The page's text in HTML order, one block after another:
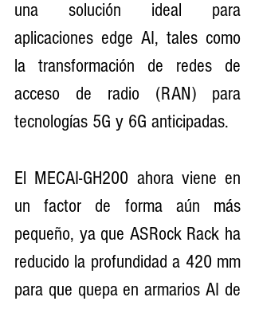
una solución ideal para
aplicaciones edge AI, tales como
la transformación de redes de
acceso de radio (RAN) para
tecnologías 5G y 6G anticipadas.
El MECAI-GH200 ahora viene en
un factor de forma aún más
pequeño, ya que ASRock Rack ha
reducido la profundidad a 420 mm
para que quepa en armarios AI de